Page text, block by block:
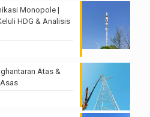
Monopole |
HDG & Analisis
Atas &